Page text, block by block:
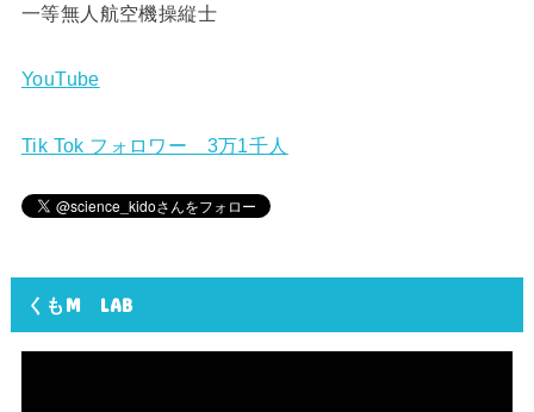
一等無人航空機操縦士
YouTube
Tik Tok フォロワー 3万1千人
くもM LAB